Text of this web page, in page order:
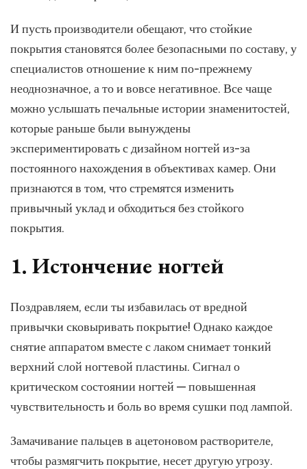
И пусть производители обещают, что стойкие
покрытия становятся более безопасными по составу, у
специалистов отношение к ним по-прежнему
неоднозначное, а то и вовсе негативное. Все чаще
можно услышать печальные истории знаменитостей,
которые раньше были вынуждены
экспериментировать с дизайном ногтей из-за
постоянного нахождения в объективах камер. Они
признаются в том, что стремятся изменить
привычный уклад и обходиться без стойкого
покрытия.
1. Истончение ногтей
Поздравляем, если ты избавилась от вредной
привычки сковыривать покрытие! Однако каждое
снятие аппаратом вместе с лаком снимает тонкий
верхний слой ногтевой пластины. Сигнал о
критическом состоянии ногтей — повышенная
чувствительность и боль во время сушки под лампой.
Замачивание пальцев в ацетоновом растворителе,
чтобы размягчить покрытие, несет другую угрозу.